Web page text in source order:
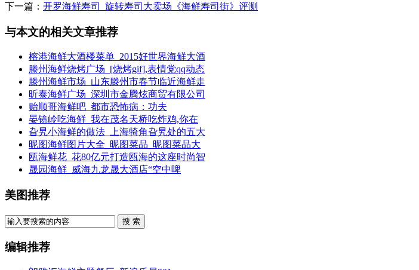
下一篇： 开罗海鲜寿司_旋转寿司大卖场《海鲜寿司街》评测
与本文的相关文章推荐
榕港海鲜大酒楼菜单_2015好世界海鲜大酒
滕州海鲜烧烤广场_[烧烤gif],表情党qq动态
滕州海鲜市场_山东滕州市春节临近海鲜走
昕泰海鲜广场_深圳市金腾炫商贸有限公司
贻顺哥海鲜吧_都市恐怖病：功夫
晏镜岭吃海鲜_我在茂名天桥吃炸鸡,你在
旮旯小海鲜的做法_上海犄角旮旯处的五大
昵图海鲜图片大全_昵图菜品_昵图菜品大
瓯海鲜花_花80亿元打造瓯海的这座时尚智
晟园海鲜_威海九龙晟大酒店“空中啤
美图推荐
搜 索
编辑推荐